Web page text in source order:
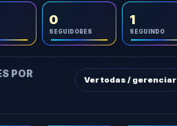
0
SEGUIDORES
1
SEGUINDO
POR
Ver todas / gerenciar